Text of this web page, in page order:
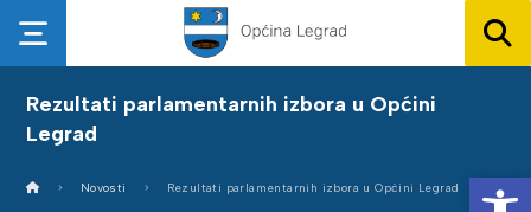
Rezultati parlamentarnih izbora u Općini
Legrad
Novosti Rezultati parlamentarnih izbora u Općini Legrad